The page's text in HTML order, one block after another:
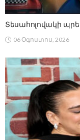
Տեսահոլովակի
06 Օգոստոս, 2026